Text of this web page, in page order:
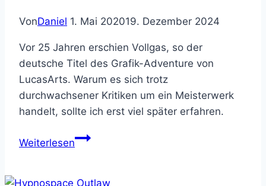
VonDaniel 1. Mai 202019. Dezember 2024
Vor 25 Jahren erschien Vollgas, so der
deutsche Titel des Grafik-Adventure von
LucasArts. Warum es sich trotz
durchwachsener Kritiken um ein Meisterwerk
handelt, sollte ich erst viel später erfahren.
Weiterlesen25